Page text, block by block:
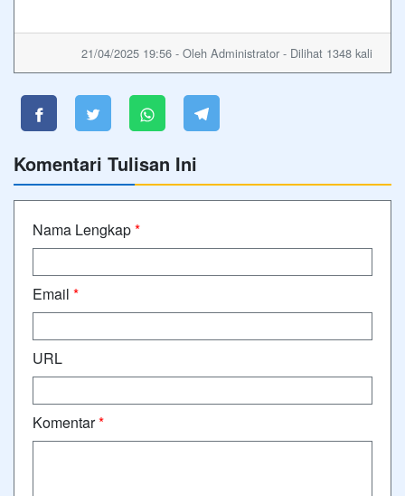
21/04/2025 19:56 - Oleh Administrator - Dilihat 1348 kali
Komentari Tulisan Ini
Nama Lengkap*
Email *
URL
Komentar*